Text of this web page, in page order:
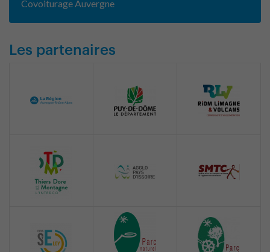
Covoiturage Auvergne
Les partenaires